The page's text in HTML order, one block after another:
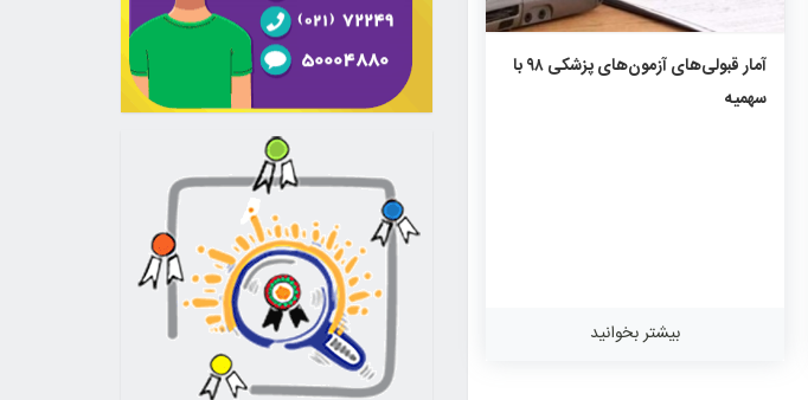
آمار قبولی‌های آزمون‌های پزشکی ٩٨ با
سهمیه
بیشتر بخوانید